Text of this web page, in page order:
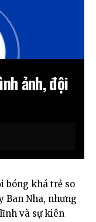
ảnh, đội
bóng khá trẻ so
Ban Nha, nhưng
và sự kiên